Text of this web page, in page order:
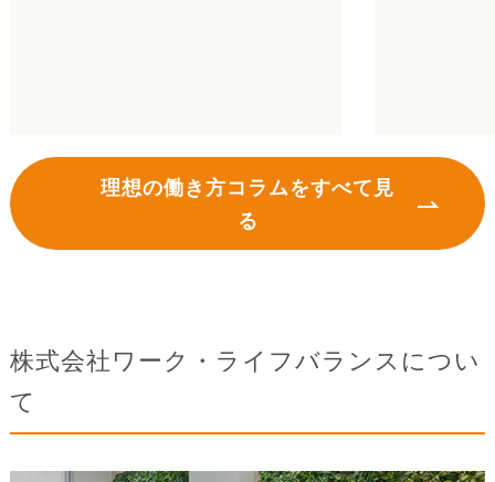
理想の働き方コラムをすべて見
る
株式会社ワーク・ライフバランスについ
て